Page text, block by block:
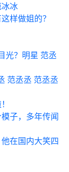
冰
样做姐的？
光？明星 范丞
范丞丞 范丞丞
子，多年传闻
在国内大笑四